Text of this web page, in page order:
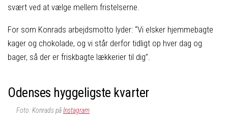
svært ved at vælge mellem fristelserne.
For som Konrads arbejdsmotto lyder: “Vi elsker hjemmebagte
kager og chokolade, og vi står derfor tidligt op hver dag og
bager, så der er friskbagte lækkerier til dig”.
Odenses hyggeligste kvarter
Foto: Konrads påInstagram